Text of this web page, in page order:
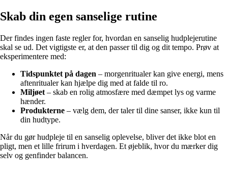
Skab din egen sanselige rutine
Der findes ingen faste regler for, hvordan en sanselig hudplejerutine
skal se ud. Det vigtigste er, at den passer til dig og dit tempo. Prøv at
eksperimentere med:
Tidspunktet på dagen – morgenritualer kan give energi, mens
aftenritualer kan hjælpe dig med at falde til ro.
Miljøet – skab en rolig atmosfære med dæmpet lys og varme
hænder.
Produkterne – vælg dem, der taler til dine sanser, ikke kun til
din hudtype.
Når du gør hudpleje til en sanselig oplevelse, bliver det ikke blot en
pligt, men et lille frirum i hverdagen. Et øjeblik, hvor du mærker dig
selv og genfinder balancen.